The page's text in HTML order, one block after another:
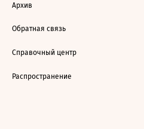
Архив
Обратная связь
Справочный центр
Распространение